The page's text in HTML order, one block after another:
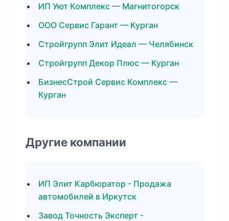
ИП Уют Комплекс — Магнитогорск
ООО Сервис Гарант — Курган
Стройгрупп Элит Идеал — Челябинск
Стройгрупп Декор Плюс — Курган
БизнесСтрой Сервис Комплекс —
Курган
Другие компании
ИП Элит Карбюратор - Продажа
автомобилей в Иркутск
Завод Точность Эксперт -